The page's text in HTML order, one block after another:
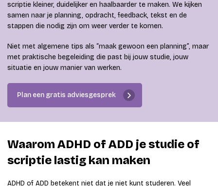
scriptie kleiner, duidelijker en haalbaarder te maken. We kijken
samen naar je planning, opdracht, feedback, tekst en de
stappen die nodig zijn om weer verder te komen.
Niet met algemene tips als “maak gewoon een planning”, maar
met praktische begeleiding die past bij jouw studie, jouw
situatie en jouw manier van werken.
Plan een gratis adviesgesprek
Waarom ADHD of ADD je studie of
scriptie lastig kan maken
ADHD of ADD betekent niet dat je niet kunt studeren. Veel